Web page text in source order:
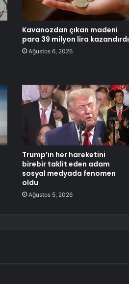
Kavanozdan çıkan madeni
para 39 milyon lira kazandırdı
Ağustos 6, 2026
Trump’ın her hareketini
birebir taklit eden adam
sosyal medyada fenomen
oldu
Ağustos 5, 2026